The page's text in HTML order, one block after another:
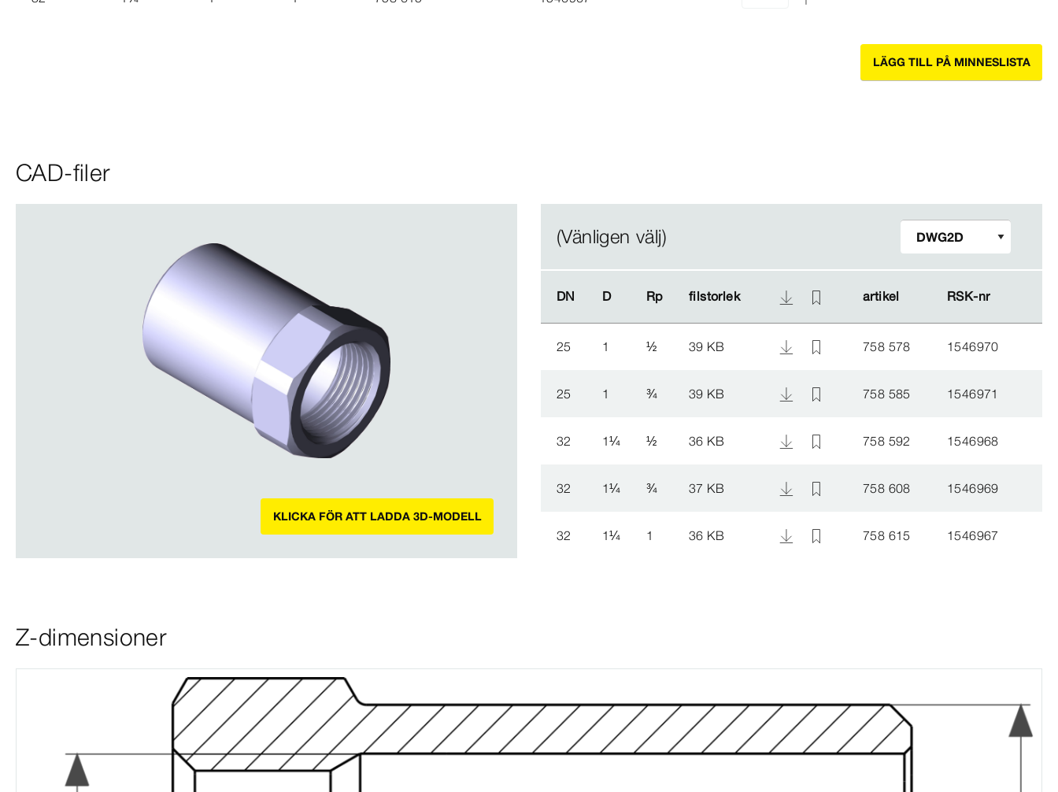
LÄGG TILL PÅ MINNESLISTA
CAD-filer
KLICKA FÖR ATT LADDA 3D-MODELL
(Vänligen välj)
DN D Rp filstorlek artikel RSK-​nr
DN D Rp filstorlek artikel RSK-​nr
25 1 ½ 39 KB 758 578 1546970
25 1 ¾ 39 KB 758 585 1546971
32 1¼ ½ 36 KB 758 592 1546968
32 1¼ ¾ 37 KB 758 608 1546969
32 1¼ 1 36 KB 758 615 1546967
Z-dimensioner